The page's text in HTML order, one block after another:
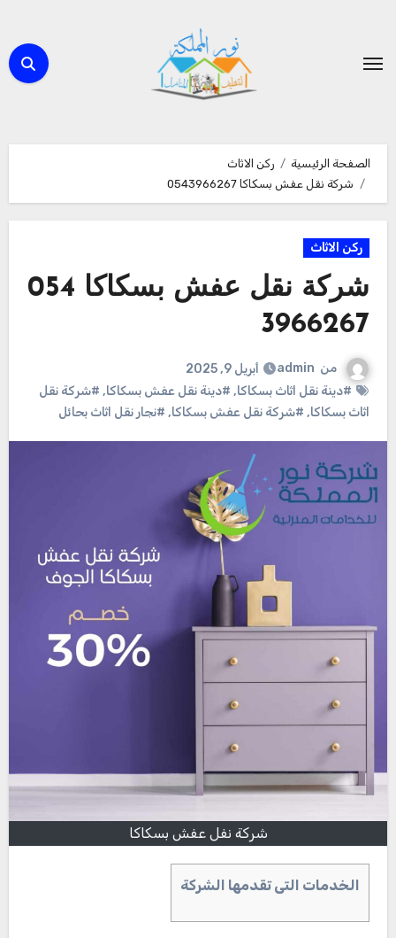
المحتوى
الصفحة الرئيسية
ركن الاثاث
شركة نقل عفش بسكاكا 0543966267
ركن الاثاث
شركة نقل عفش بسكاكا 054
3966267
من admin
أبريل 9, 2025
#دينة نقل اثاث بسكاكا, #دينة نقل عفش بسكاكا, #شركة نقل
اثاث بسكاكا, #شركة نقل عفش بسكاكا, #نجار نقل اثاث بحائل
شركة نفل عفش بسكاكا
الخدمات التى تقدمها الشركة